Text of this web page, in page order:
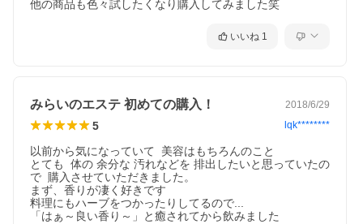
他の商品も色々試したくなり購入してみました笑
いいね 1
みらいのエステ 初めての購入！ 2018/6/29
5 lqk********
以前から気になっていて  美容はもちろんのこと
とても  体の 余分な 汚れなどを 排出したいと思っていたの
で  購入させていただきました。
まず、香りが凄く好きです
料理にもハーブをつかったりしてるので...
「はぁ～良い香り～」と癒されてから飲みました